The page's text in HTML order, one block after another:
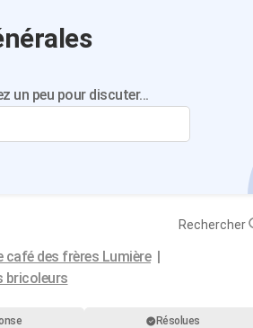
un peu pour discuter...
Rechercher
café des frères Lumière
bricoleurs
Résolues